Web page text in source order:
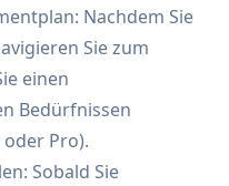
Nachdem Sie
Sie zum
einen
Bedürfnissen
Pro).
Sobald Sie